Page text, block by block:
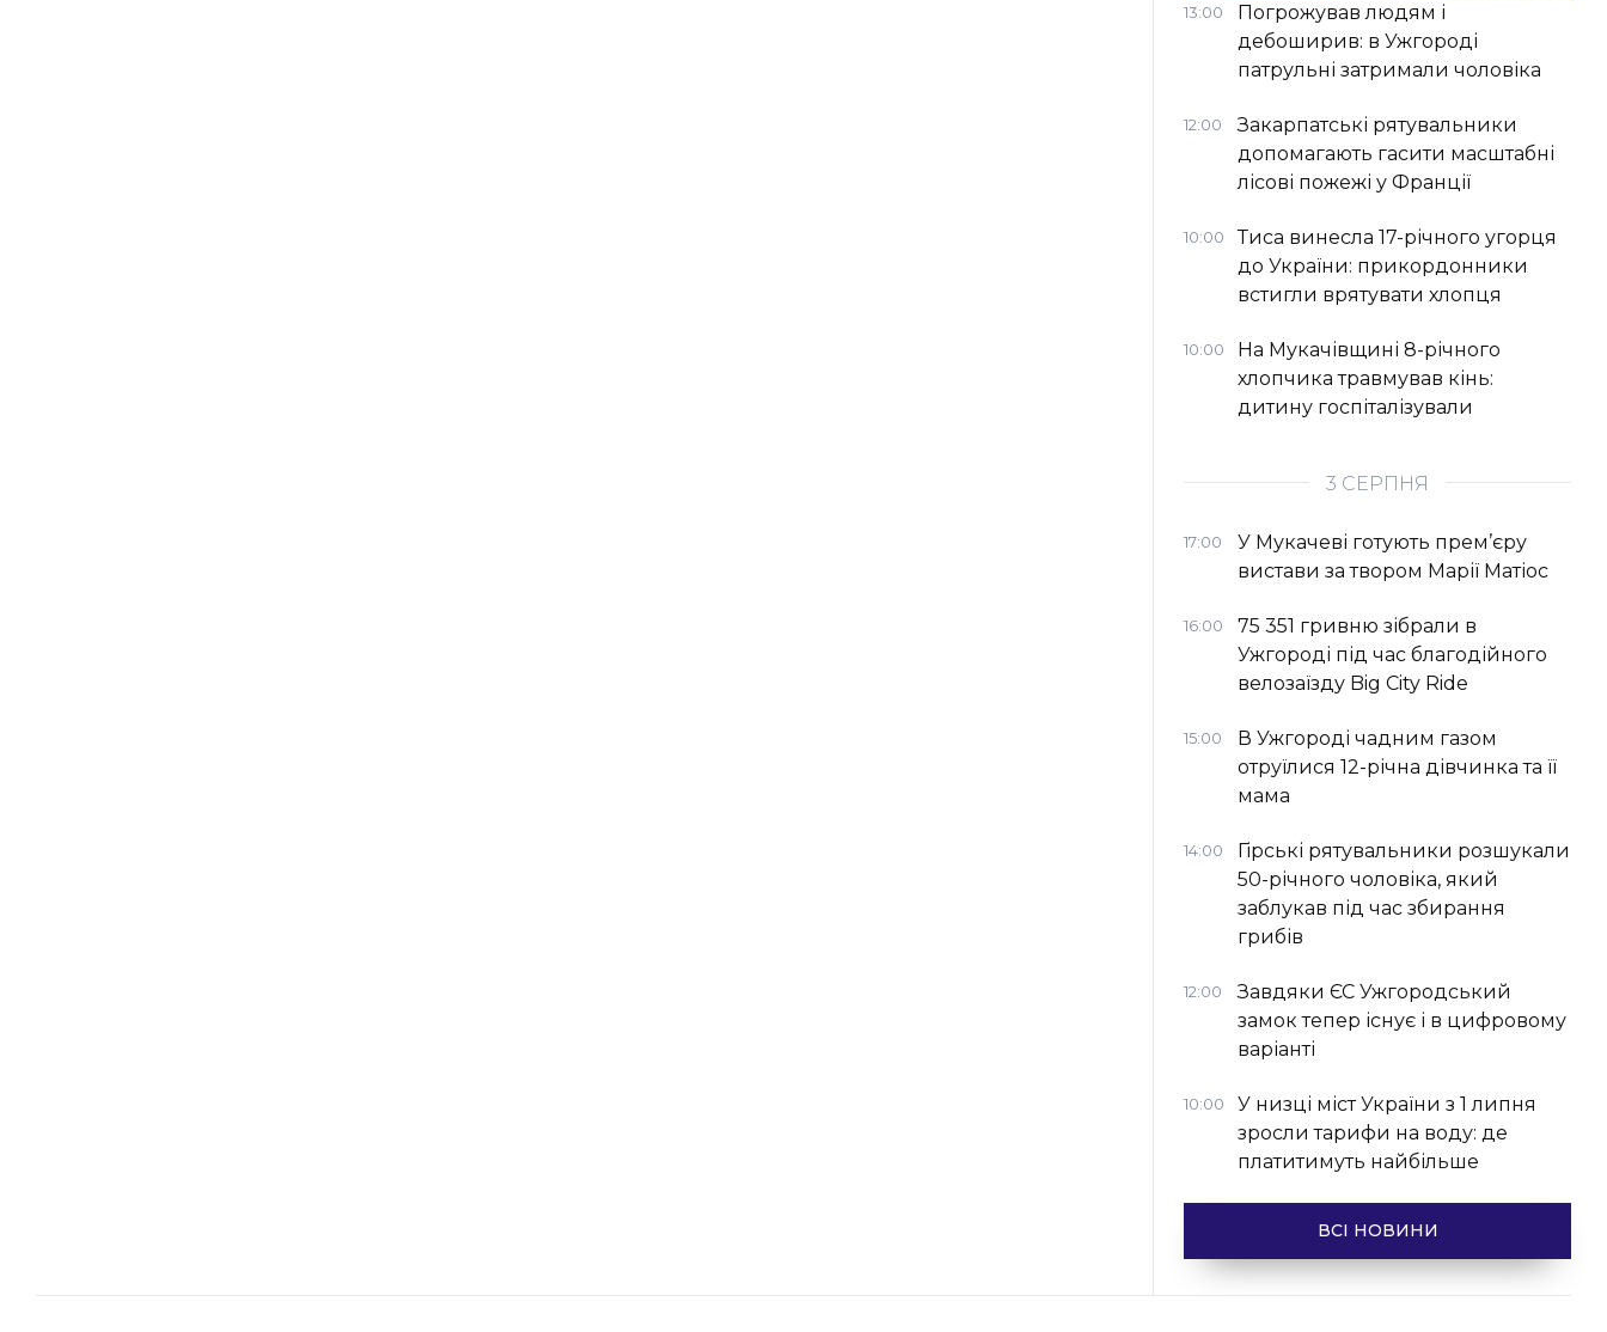
13:00
Погрожував людям і
дебоширив: в Ужгороді
патрульні затримали чоловіка
12:00
Закарпатські рятувальники
допомагають гасити масштабні
лісові пожежі у Франції
10:00
Тиса винесла 17-річного угорця
до України: прикордонники
встигли врятувати хлопця
10:00
На Мукачівщині 8-річного
хлопчика травмував кінь:
дитину госпіталізували
3 СЕРПНЯ
17:00
У Мукачеві готують прем’єру
вистави за твором Марії Матіос
16:00
75 351 гривню зібрали в
Ужгороді під час благодійного
велозаїзду Big Сity Ride
15:00
В Ужгороді чадним газом
отруїлися 12-річна дівчинка та її
мама
14:00
Гірські рятувальники розшукали
50-річного чоловіка, який
заблукав під час збирання
грибів
12:00
Завдяки ЄС Ужгородський
замок тепер існує і в цифровому
варіанті
10:00
У низці міст України з 1 липня
зросли тарифи на воду: де
платитимуть найбільше
ВСІ НОВИНИ